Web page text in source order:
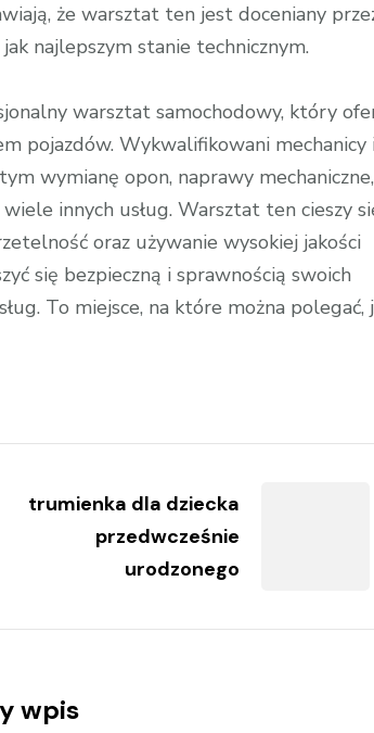
że warsztat ten jest doceniany
najlepszym stanie technicznym.
warsztat samochodowy, który
pojazdów. Wykwalifikowani mechanicy
wymianę opon, naprawy mechaniczne,
innych usług. Warsztat ten cieszy
oraz używanie wysokiej jakości
się bezpieczną i sprawnością swoich
To miejsce, na które można polegać,
trumienka dla dziecka
przedwcześnie
urodzonego
wpis